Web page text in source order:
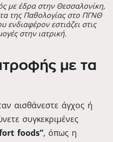
με έδρα στην Θεσσαλονίκη,
της Παθολογίας στο ΠΓΝΘ
ενδιαφέρον εστιάζει στις
στην ιατρική.
με τα
αισθάνεστε άγχος ή
συγκεκριμένες
foods”, όπως η